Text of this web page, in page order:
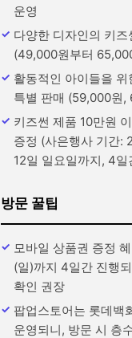
운영
다양한 디자인의 키
(49,000원부터
활동적인 아이들을
특별 판매 (59,000원,
키즈썬 제품 10만원
증정 (사은행사 기간:
12일 일요일까지, 4일
방문 꿀팁
모바일 상품권 증정
(일)까지 4일간 진행
확인 권장
팝업스토어는 롯데백
운영되니, 방문 시 층